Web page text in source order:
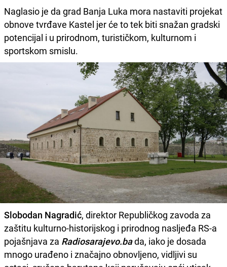
Naglasio je da grad Banja Luka mora nastaviti projekat
obnove tvrđave Kastel jer će to tek biti snažan gradski
potencijal i u prirodnom, turističkom, kulturnom i
sportskom smislu.
Slobodan Nagradić, direktor Republičkog zavoda za
zaštitu kulturno-historijskog i prirodnog nasljeđa RS-a
pojašnjava za Radiosarajevo.bada, iako je dosada
mnogo urađeno i značajno obnovljeno, vidljivi su